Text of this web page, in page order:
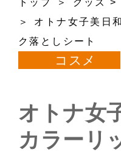
トップ グッズ >
オトナ女子美日
ク落としシート
コスメ
オトナ女
カラーリ